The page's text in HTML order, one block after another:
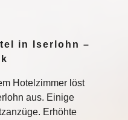
in Iserlohn –
Hotelzimmer löst
aus. Einige
Erhöhte